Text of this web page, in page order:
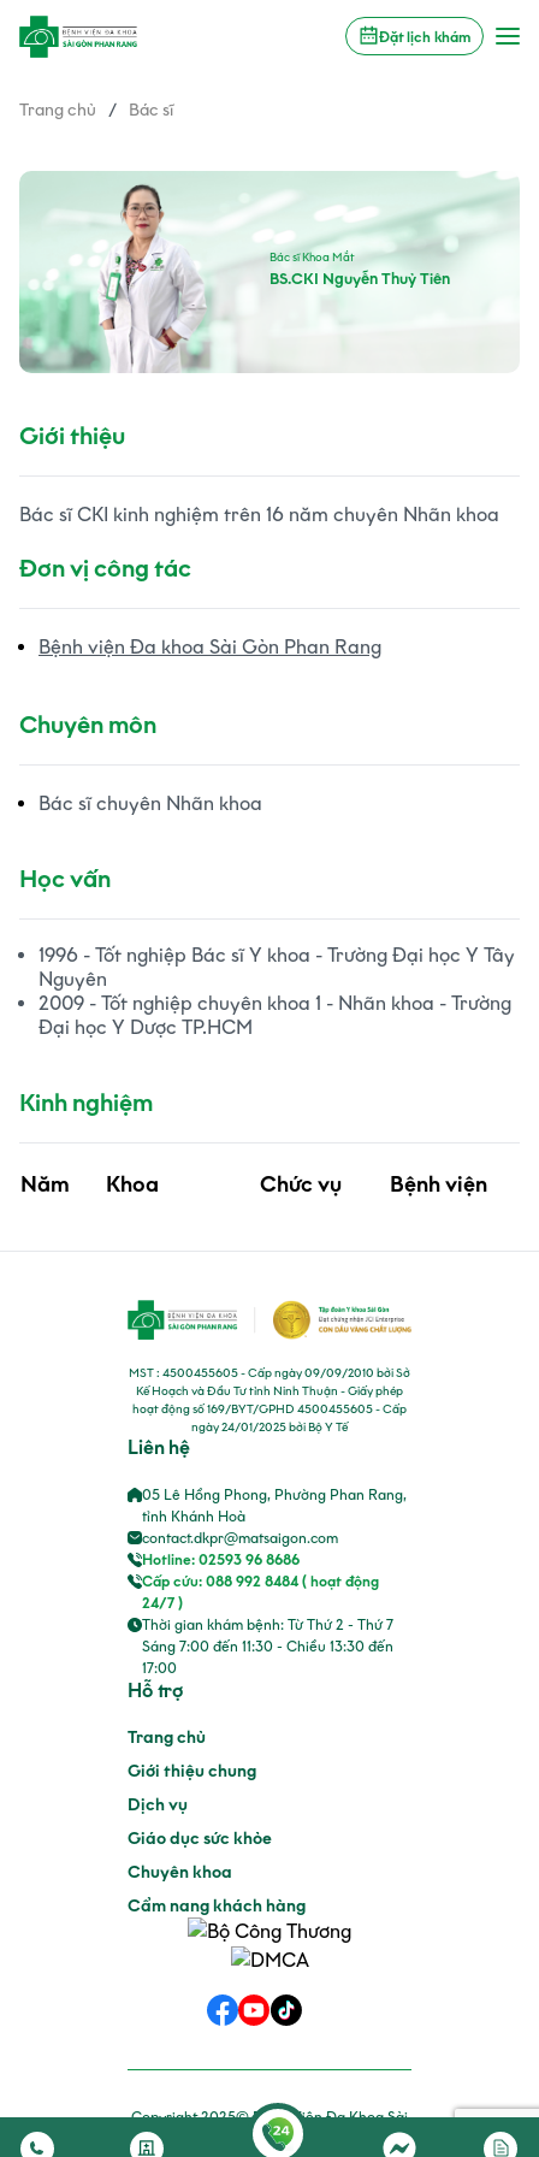
Đặt lịch khám
Trang chủ / Bác sĩ
Bác sĩ Khoa Mắt
BS.CKI Nguyễn Thuỷ Tiên
Giới thiệu
Bác sĩ CKI kinh nghiệm trên 16 năm chuyên Nhãn khoa
Đơn vị công tác
Bệnh viện Đa khoa Sài Gòn Phan Rang
Chuyên môn
Bác sĩ chuyên Nhãn khoa
Học vấn
1996 - Tốt nghiệp Bác sĩ Y khoa - Trường Đại học Y Tây
Nguyên
2009 - Tốt nghiệp chuyên khoa 1 - Nhãn khoa - Trường
Đại học Y Dược TP.HCM
Kinh nghiệm
Năm Khoa Chức vụ Bệnh viện
MST : 4500455605 - Cấp ngày 09/09/2010 bởi Sở
Kế Hoạch và Đầu Tư tỉnh Ninh Thuận - Giấy phép
hoạt động số 169/BYT/GPHD 4500455605 - Cấp
ngày 24/01/2025 bởi Bộ Y Tế
Liên hệ
05 Lê Hồng Phong, Phường Phan Rang,
tỉnh Khánh Hoà
contact.dkpr@matsaigon.com
Hotline: 02593 96 8686
Cấp cứu: 088 992 8484 ( hoạt động
24/7 )
Thời gian khám bệnh: Từ Thứ 2 - Thứ 7
Sáng 7:00 đến 11:30 - Chiều 13:30 đến
17:00
Hỗ trợ
Trang chủ
Giới thiệu chung
Dịch vụ
Giáo dục sức khỏe
Chuyên khoa
Cẩm nang khách hàng
Copyright 2025© Bệnh Viện Đa Khoa Sài
Gòn Phan Rang. Allright Reserved.